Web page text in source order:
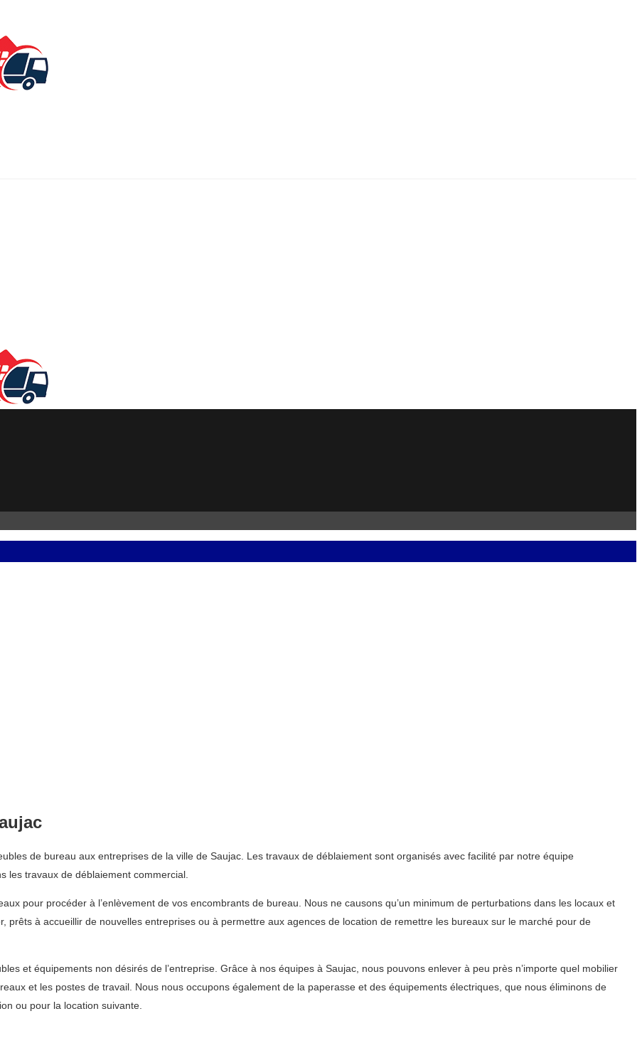
de bureau aux entreprises de la ville de Saujac. Les travaux de déblaiement sont organisés avec facilité par notre équipe
les travaux de déblaiement commercial.
pour procéder à l’enlèvement de vos encombrants de bureau. Nous ne causons qu’un minimum de perturbations dans les locaux et
prêts à accueillir de nouvelles entreprises ou à permettre aux agences de location de remettre les bureaux sur le marché pour de
et équipements non désirés de l’entreprise. Grâce à nos équipes à Saujac, nous pouvons enlever à peu près n’importe quel mobilier
et les postes de travail. Nous nous occupons également de la paperasse et des équipements électriques, que nous éliminons de
ou pour la location suivante.